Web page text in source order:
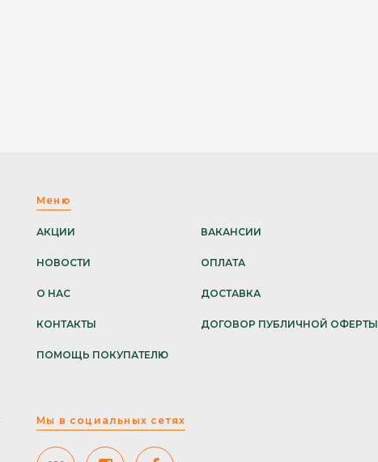
Меню
АКЦИИ
НОВОСТИ
О НАС
КОНТАКТЫ
ПОМОЩЬ ПОКУПАТЕЛЮ
ВАКАНСИИ
ОПЛАТА
ДОСТАВКА
ДОГОВОР ПУБЛИЧНОЙ ОФЕРТЫ
Мы в социальных сетях